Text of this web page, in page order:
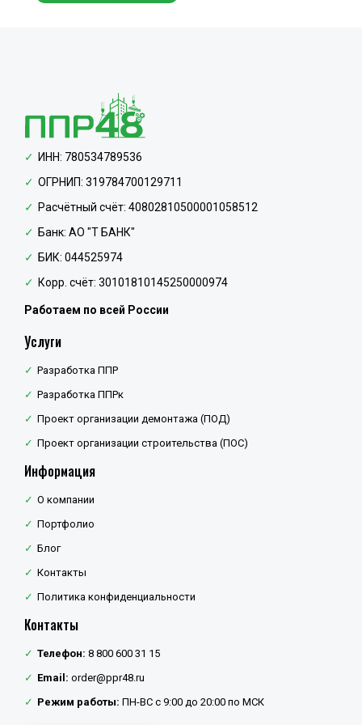
ИНН: 780534789536
ОГРНИП: 319784700129711
Расчётный счёт: 40802810500001058512
Банк: АО "Т БАНК"
БИК: 044525974
Корр. счёт: 30101810145250000974
Работаем по всей России
Услуги
Разработка ППР
Разработка ППРк
Проект организации демонтажа (ПОД)
Проект организации строительства (ПОС)
Информация
О компании
Портфолио
Блог
Контакты
Политика конфиденциальности
Контакты
Телефон: 8 800 600 31 15
Email: order@ppr48.ru
Режим работы: ПН-ВС с 9:00 до 20:00 по МСК